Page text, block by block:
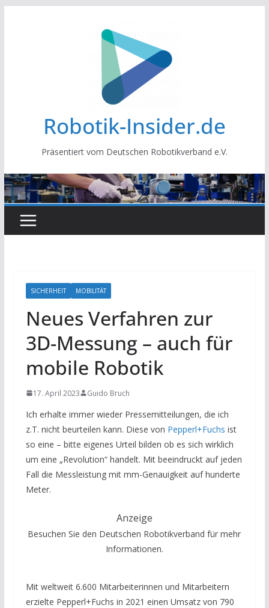
Robotik-Insider.de
Präsentiert vom Deutschen Robotikverband e.V.
SICHERHEIT MOBILITÄT
Neues Verfahren zur
3D-Messung – auch für
mobile Robotik
17. April 2023 Guido Bruch
Ich erhalte immer wieder Pressemitteilungen, die ich
z.T. nicht beurteilen kann. Diese von Pepperl+Fuchs ist
so eine – bitte eigenes Urteil bilden ob es sich wirklich
um eine „Revolution“ handelt. Mit beeindruckt auf jeden
Fall die Messleistung mit mm-Genauigkeit auf hunderte
Meter.
Anzeige
Besuchen Sie den Deutschen Robotikverband für mehr
Informationen.
Mit weltweit 6.600 Mitarbeiterinnen und Mitarbeitern
erzielte Pepperl+Fuchs in 2021 einen Umsatz von 790